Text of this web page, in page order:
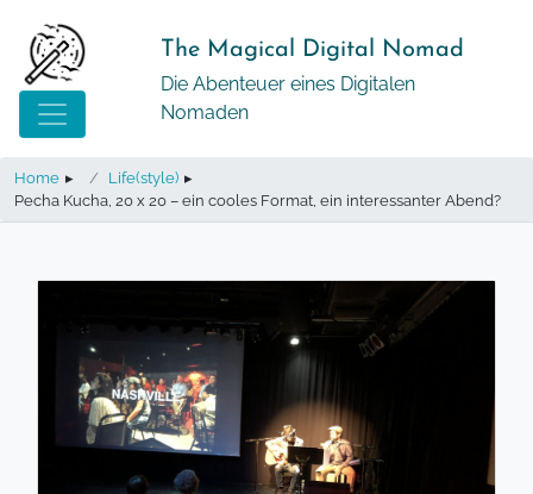
zum
Inhalt
The Magical Digital Nomad
Die Abenteuer eines Digitalen
Nomaden
Home ▸ Life(style) ▸
Pecha Kucha, 20 x 20 – ein cooles Format, ein interessanter Abend?